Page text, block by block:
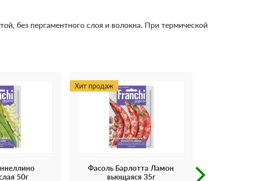
без пергаментного слоя и волокна. При термической
50г
Хит продаж
Фасоль Барлотта Ламон
вьющаяся 35г